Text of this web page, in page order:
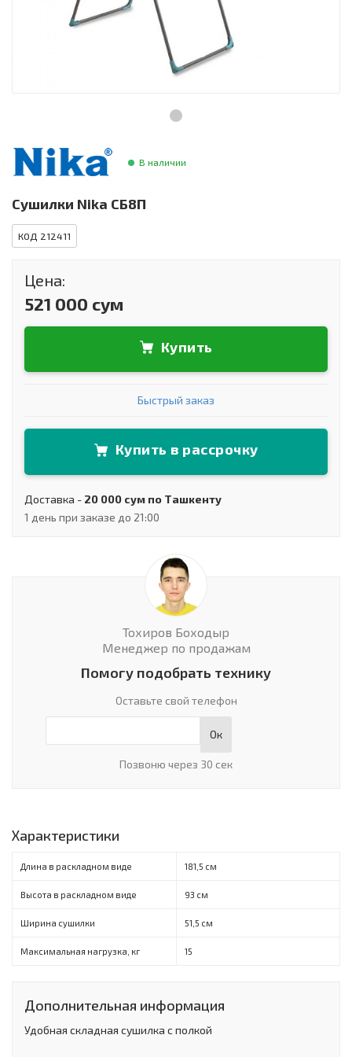
Инструменты и техника
Сантехника В наличии
Сушилки Nika СБ8П
КОД 212411
Цена:
521 000 сум
Купить
Быстрый заказ
Купить в рассрочку
Доставка - 20 000 сум по Ташкенту
1 день при заказе до 21:00
Тохиров Боходыр
Менеджер по продажам
Помогу подобрать технику
Оставьте свой телефон
Ок
Позвоню через 30 сек
Характеристики
Длина в раскладном виде 181,5 см
Высота в раскладном виде 93 см
Ширина сушилки 51,5 см
Максимальная нагрузка, кг 15
Дополнительная информация
Удобная складная сушилка с полкой